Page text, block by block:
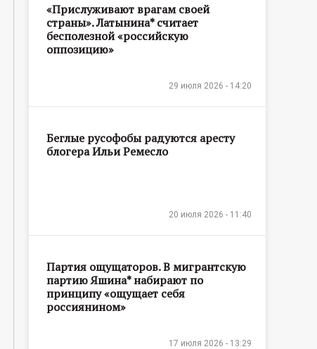
«Прислуживают врагам своей
страны». Латынина* считает
бесполезной «российскую
оппозицию»
29 июля 2026 - 14:20
Беглые русофобы радуются аресту
блогера Ильи Ремесло
20 июля 2026 - 11:40
Партия ощущаторов. В мигрантскую
партию Яшина* набирают по
принципу «ощущает себя
россиянином»
17 июля 2026 - 13:29